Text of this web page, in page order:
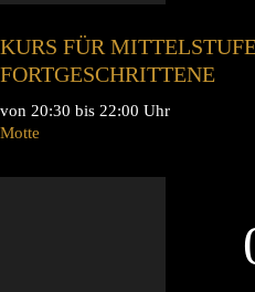
KURS FÜR
FORTGESCHRITTENE
von 20:30 bis 22:00 Uhr
Motte